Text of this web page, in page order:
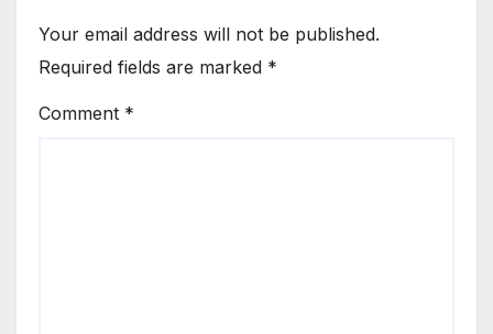
Your email address will not be published.
Required fields are marked *
Comment *